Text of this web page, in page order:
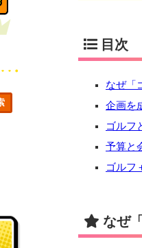
目次
なぜ「
企画を
ゴルフ
予算と
ゴルフ
なぜ